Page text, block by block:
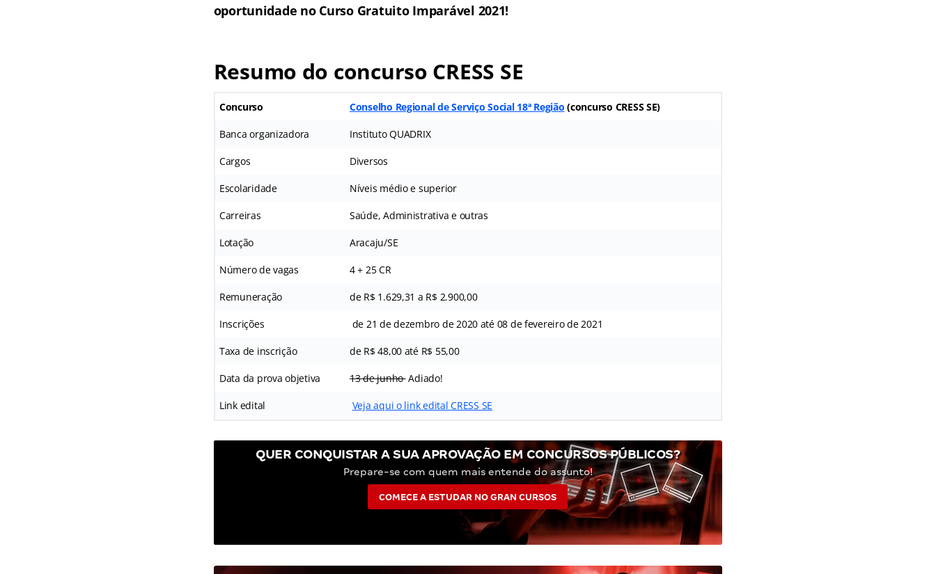
oportunidade no Curso Gratuito Imparável 2021!
Resumo do concurso CRESS SE
Concurso Conselho Regional de Serviço Social 18ª Região (concurso CRESS SE)
Banca organizadora Instituto QUADRIX
Cargos Diversos
Escolaridade Níveis médio e superior
Carreiras Saúde, Administrativa e outras
Lotação Aracaju/SE
Número de vagas 4 + 25 CR
Remuneração de R$ 1.629,31 a R$ 2.900,00
Inscrições de 21 de dezembro de 2020 até 08 de fevereiro de 2021
Taxa de inscrição de R$ 48,00 até R$ 55,00
Data da prova objetiva 13 de junhoAdiado!
Link edital Veja aqui o link edital CRESS SE
QUER CONQUISTAR A SUA APROVAÇÃO EM CONCURSOS PÚBLICOS?
Prepare-se com quem mais entende do assunto!
COMECE A ESTUDAR NO GRAN CURSOS